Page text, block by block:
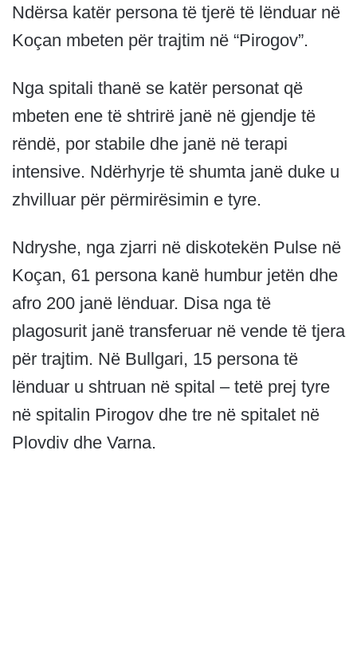
Ndërsa katër persona të tjerë të lënduar në
Koçan mbeten për trajtim në “Pirogov”.
Nga spitali thanë se katër personat që
mbeten ene të shtrirë janë në gjendje të
rëndë, por stabile dhe janë në terapi
intensive. Ndërhyrje të shumta janë duke u
zhvilluar për përmirësimin e tyre.
Ndryshe, nga zjarri në diskotekën Pulse në
Koçan, 61 persona kanë humbur jetën dhe
afro 200 janë lënduar. Disa nga të
plagosurit janë transferuar në vende të tjera
për trajtim. Në Bullgari, 15 persona të
lënduar u shtruan në spital – tetë prej tyre
në spitalin Pirogov dhe tre në spitalet në
Plovdiv dhe Varna.